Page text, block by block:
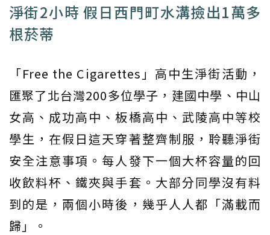
淨街2小時 假日西門町水溝撿出1萬多
根菸蒂
「Free the Cigarettes」高中生淨街活動，
匯聚了北台灣200多位學子，建國中學、中山
女高、成功高中、板橋高中、武陵高中等校
學生，在假日這天穿著整齊制服，聆聽淨街
安全注意事項。每人發下一個大杯容量的回
收飲料杯、鐵夾與手套。大部分同學沒有料
到的是，兩個小時後，幾乎人人都「滿載而
歸」。